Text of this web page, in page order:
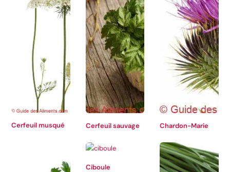
Cerfeuil musqué Cerfeuil sauvage Chardon-Marie
Ciboule